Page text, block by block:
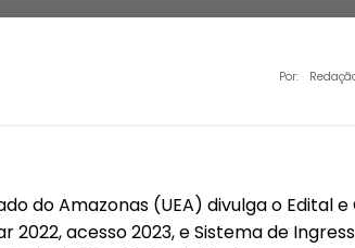
Por:
do Amazonas (UEA) divulga o
acesso 2023, e Sistema de